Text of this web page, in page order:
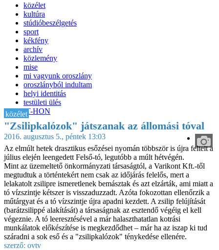
közélet
kultúra
stúdióbeszélgetés
sport
kékfény
archív
közlemény
mise
mi vagyunk oroszlány
oroszlányból indultam
helyi identitás
testületi ülés
IT-HON
közélet
"Zsilipkalózok" játszanak az állomási tóval
2016. augusztus 5., péntek 13:03
Az elmúlt hetek drasztikus esőzései nyomán többször is újra feltelt a
július elején leengedett Felső-tó, legutóbb a múlt hétvégén.
Mint az üzemeltető önkormányzati társaságtól, a Varikont Kft.-től
megtudtuk a történtekért nem csak az időjárás felelős, mert a
lelakatolt zsilipre ismeretlenek bemásztak és azt elzárták, ami miatt a
tó vízszintje kétszer is visszaduzzadt. Azóta fokozottan ellenőrzik a
műtárgyat és a tó vízszintje újra apadni kezdett. A zsilip felújítását
(barátzsilippé alakítását) a társaságnak az esztendő végéig el kell
végeznie. A tó leeresztésével a már halaszthatatlan kotrási
munkálatok előkészítése is megkezdődhet – már ha az iszap ki tud
száradni a sok eső és a "zsilipkalózok" ténykedése ellenére.
szerző: ovtv